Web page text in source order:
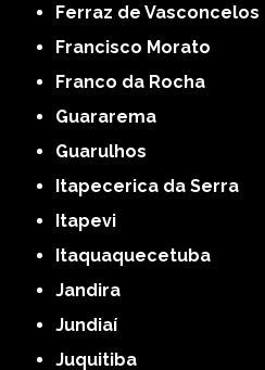
Ferraz de Vasconcelos
Francisco Morato
Franco da Rocha
Guararema
Guarulhos
Itapecerica da Serra
Itapevi
Itaquaquecetuba
Jandira
Jundiaí
Juquitiba